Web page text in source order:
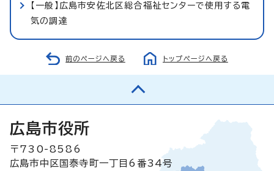
【一般】広島市安佐北区総合福祉センターで使用する電
気の調達
前のページへ戻る トップページへ戻る
広島市役所
〒730-8586
広島市中区国泰寺町一丁目6番34号